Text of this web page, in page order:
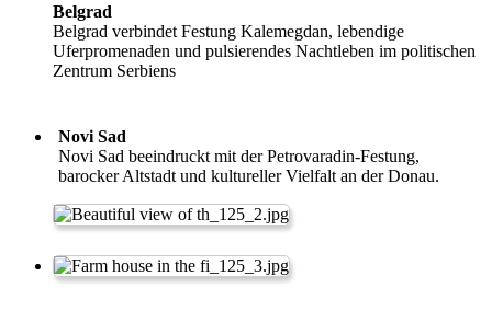
Belgrad
Belgrad verbindet Festung Kalemegdan, lebendige
Uferpromenaden und pulsierendes Nachtleben im politischen
Zentrum Serbiens
Novi Sad
Novi Sad beeindruckt mit der Petrovaradin-Festung,
barocker Altstadt und kultureller Vielfalt an der Donau.